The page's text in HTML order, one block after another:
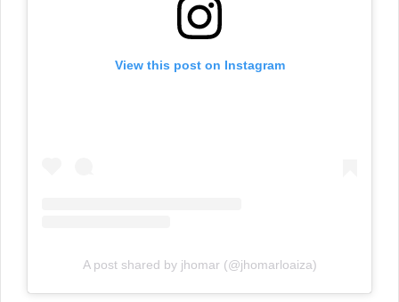
View this post on Instagram
A post shared by jhomar (@jhomarloaiza)